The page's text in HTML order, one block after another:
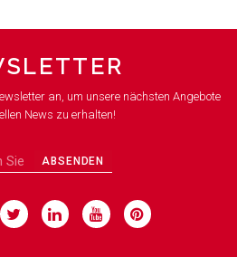
an, um unsere nächsten Angebote
News zu erhalten!
ABSENDEN